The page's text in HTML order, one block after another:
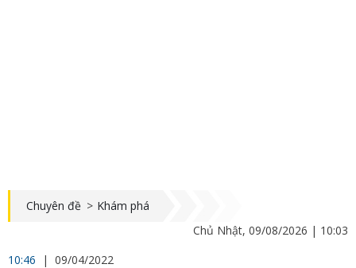
Chuyên đề > Khám phá
Chủ Nhật, 09/08/2026 | 10:03
10:46
| 09/04/2022